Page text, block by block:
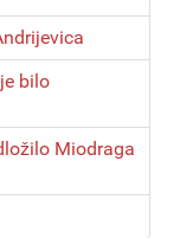
bilo
Miodraga